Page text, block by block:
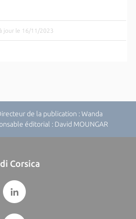
jour le 16/11/2023
de la publication : Wanda
éditorial : David MOUNGAR
Corsica